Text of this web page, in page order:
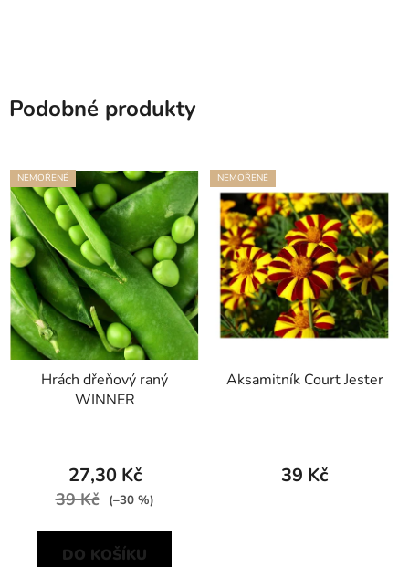
Podobné produkty
NEMOŘENÉ
Hrách dřeňový raný
WINNER
27,30 Kč
39 Kč (–30 %)
DO KOŠÍKU
NEMOŘENÉ
Aksamitník Court Jester
39 Kč